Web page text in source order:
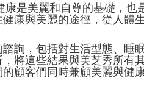
康是美麗和自尊的基礎，也
康與美麗的途徑，從人體
詢，包括對生活型態、睡
將這些結果與美芝秀所有
顧客們同時兼顧美麗與健康